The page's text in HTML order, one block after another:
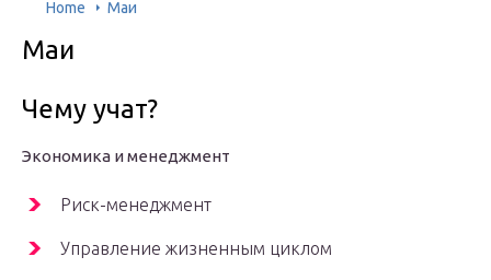
Home Маи
Маи
Чему учат?
Экономика и менеджмент
Риск-менеджмент
Управление жизненным циклом